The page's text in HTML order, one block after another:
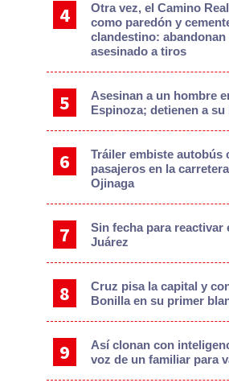
Otra vez, el Camino
como paredón y
clandestino: abandonan
asesinado a tiros
Asesinan a un hombre
Espinoza; detienen a
Tráiler embiste autobús
pasajeros en la
Ojinaga
Sin fecha para reactivar
Juárez
Cruz pisa la capital y
Bonilla en su primer
Así clonan con
voz de un familiar para